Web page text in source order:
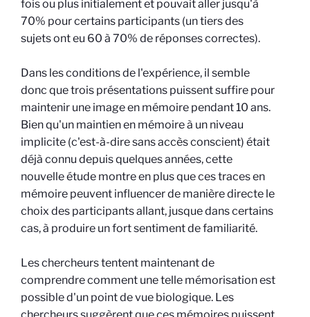
fois ou plus initialement et pouvait aller jusqu'à
70% pour certains participants (un tiers des
sujets ont eu 60 à 70% de réponses correctes).
Dans les conditions de l'expérience, il semble
donc que trois présentations puissent suffire pour
maintenir une image en mémoire pendant 10 ans.
Bien qu'un maintien en mémoire à un niveau
implicite (c'est-à-dire sans accès conscient) était
déjà connu depuis quelques années, cette
nouvelle étude montre en plus que ces traces en
mémoire peuvent influencer de manière directe le
choix des participants allant, jusque dans certains
cas, à produire un fort sentiment de familiarité.
Les chercheurs tentent maintenant de
comprendre comment une telle mémorisation est
possible d'un point de vue biologique. Les